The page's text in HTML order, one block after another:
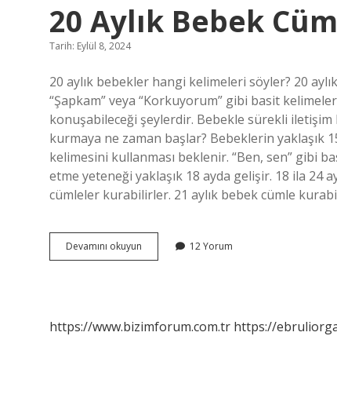
20 Aylık Bebek
Tarih: Eylül 8, 2024
20 aylık bebekler hangi kelimeleri söyler? 20
“Şapkam” veya “Korkuyorum” gibi basit
konuşabileceği şeylerdir. Bebekle sürekli
kurmaya ne zaman başlar? Bebeklerin yaklaşık
kelimesini kullanması beklenir. “Ben, sen” gibi
etme yeteneği yaklaşık 18 ayda gelişir. 18 ila 24
cümleler kurabilirler. 21 aylık bebek cümle
Devamını okuyun
Aylık
12 Yorum
https://www.bizimforum.com.tr https://